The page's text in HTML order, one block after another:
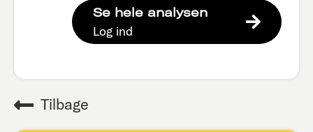
Se hele analysen
Log ind
Tilbage